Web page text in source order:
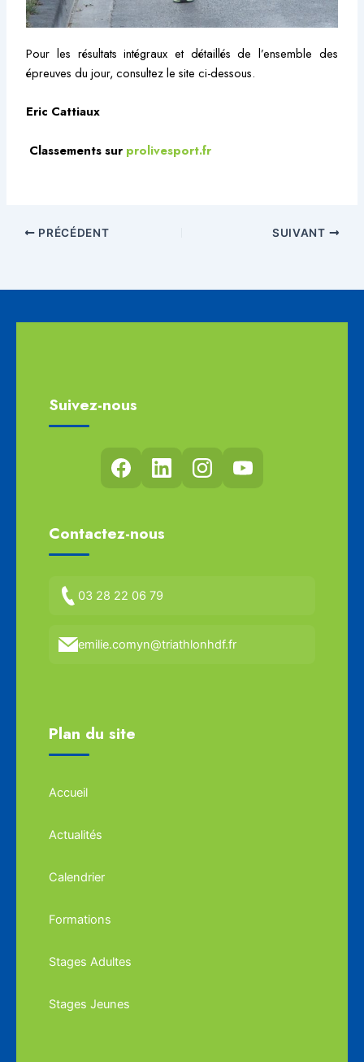
Pour les résultats intégraux et détaillés de l’ensemble des
épreuves du jour, consultez le site ci-dessous.
Eric Cattiaux
Classements sur prolivesport.fr
PRÉCÉDENT SUIVANT
Suivez-nous
Contactez-nous
03 28 22 06 79
emilie.comyn@triathlonhdf.fr
Plan du site
Accueil
Actualités
Calendrier
Formations
Stages Adultes
Stages Jeunes